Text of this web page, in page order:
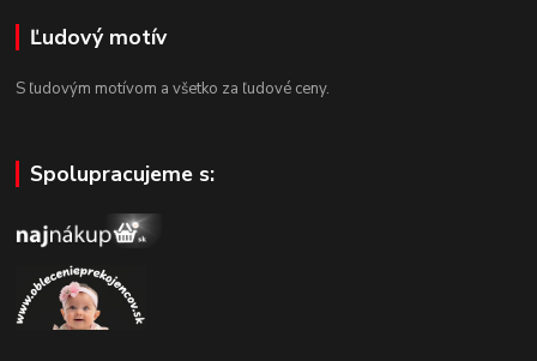
Ľudový motív
S ľudovým motívom a všetko za ľudové ceny.
Spolupracujeme s: